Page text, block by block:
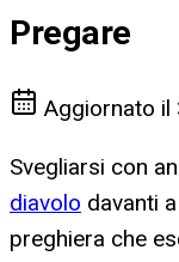
Pregare
Aggiornato il
Svegliarsi con
diavolo davanti
preghiera che